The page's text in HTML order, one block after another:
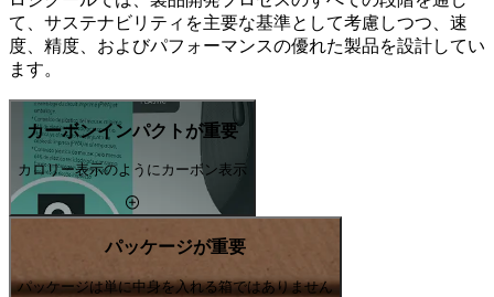
て、サステナビリティを主要な基準として考慮しつつ、速
度、精度、およびパフォーマンスの優れた製品を設計してい
ます。
カーボンインパクトが重要
カロリー表示のようにカーボン表示
パッケージが重要
パッケージは単に中身を入れる箱ではありません